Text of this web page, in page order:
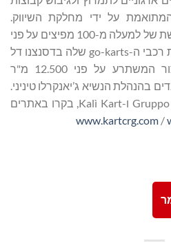
על ידי מחלקת השיווק.
מבחינה מסחרית, לחברה רשת של למעלה מ-100 מפיצים על פני
חמש יבשות, והיא מייצרת את רכבי ה-go-karts שלה בדסנצנו דל
גארדה, איטליה, במתקן ייצור המשתרע על פני 12.500 מ"ר
על ידי יותר מ-70 עובדים בהנהלת הנשיא ג’יאנקרלו טיניני.
לפרטים נוספים אודות Gruppo CRG ו-Kalì Kart, בקרו באתרים
www.kartcrg.com /